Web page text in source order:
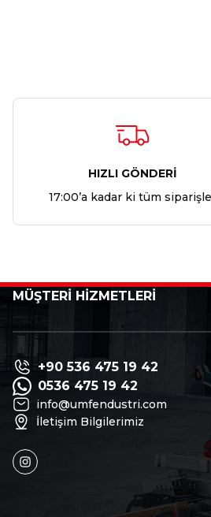
HIZLI GÖNDERİ
17:00’a kadar ki tüm
MÜŞTERİ HİZMETLERİ
+90 536 475 19 42
0536 475 19 42
info@umfendustri.com
İletişim Bilgilerimiz